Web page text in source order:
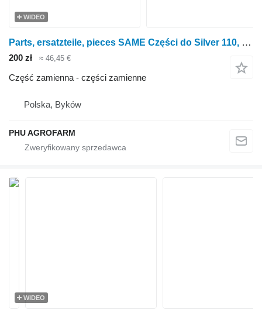
WIDEO
Parts, ersatzteile, pieces SAME Części do Silver 110, części zamienne, elementy do ciągnika kołowego SAME Silver 110
200 zł ≈ 46,45 €
Część zamienna - części zamienne
Polska, Byków
PHU AGROFARM
WIDEO